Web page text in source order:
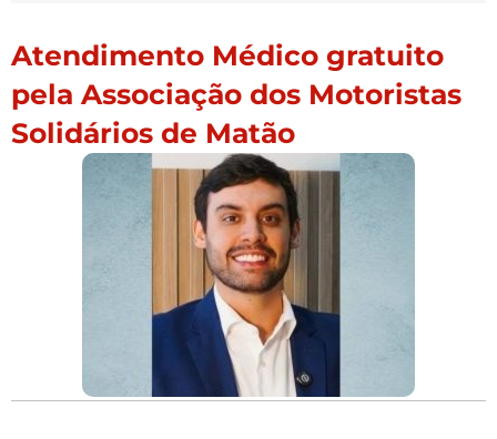
Atendimento Médico gratuito
pela Associação dos Motoristas
Solidários de Matão